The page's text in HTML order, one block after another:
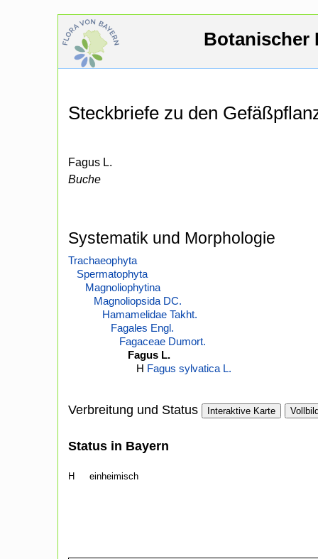
Botanischer
Steckbriefe zu den
Fagus L.
Buche
Systematik und Morphologie
Trachaeophyta
Spermatophyta
Magnoliophytina
Magnoliopsida DC.
Hamamelidae Takht.
Fagales Engl.
Fagaceae Dumort.
Fagus L.
H Fagus sylvatica L.
Verbreitung und Status Interaktive Karte
Status in Bayern
H einheimisch